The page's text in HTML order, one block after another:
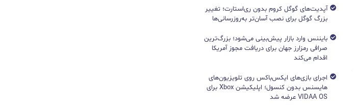
آپدیت‌های گوگل کروم بدون ری‌استارت؛ تغییر
بزرگ گوگل برای نصب آسان‌تر به‌روزرسانی‌ها
بایننس وارد بازار پیش‌بینی می‌شود؛ بزرگ‌ترین
صرافی رمزارز جهان برای دریافت مجوز آمریکا
اقدام می‌کند
اجرای بازی‌های ایکس‌باکس روی تلویزیون‌های
هایسنس بدون کنسول؛ اپلیکیشن Xbox برای
VIDAA OS عرضه شد